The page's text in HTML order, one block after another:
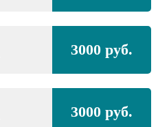
3000 руб.
3000 руб.